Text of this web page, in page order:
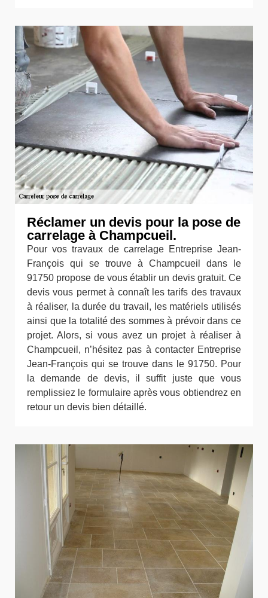
Réclamer un devis pour la pose de
carrelage à Champcueil.
Pour vos travaux de carrelage Entreprise Jean-
François qui se trouve à Champcueil dans le
91750 propose de vous établir un devis gratuit. Ce
devis vous permet à connaît les tarifs des travaux
à réaliser, la durée du travail, les matériels utilisés
ainsi que la totalité des sommes à prévoir dans ce
projet. Alors, si vous avez un projet à réaliser à
Champcueil, n’hésitez pas à contacter Entreprise
Jean-François qui se trouve dans le 91750. Pour
la demande de devis, il suffit juste que vous
remplissiez le formulaire après vous obtiendrez en
retour un devis bien détaillé.